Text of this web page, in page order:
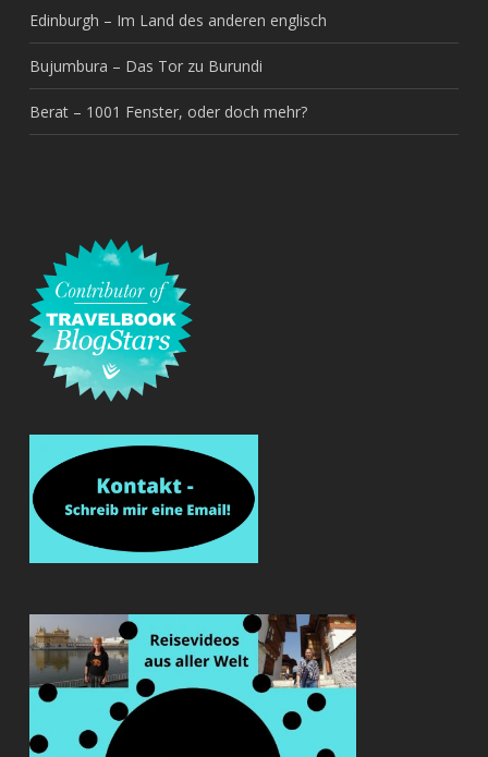
Edinburgh – Im Land des anderen englisch
Bujumbura – Das Tor zu Burundi
Berat – 1001 Fenster, oder doch mehr?